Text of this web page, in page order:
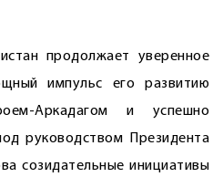
продолжает уверенное
импульс его развитию
Аркадагом и успешно
руководством Президента
созидательные инициативы